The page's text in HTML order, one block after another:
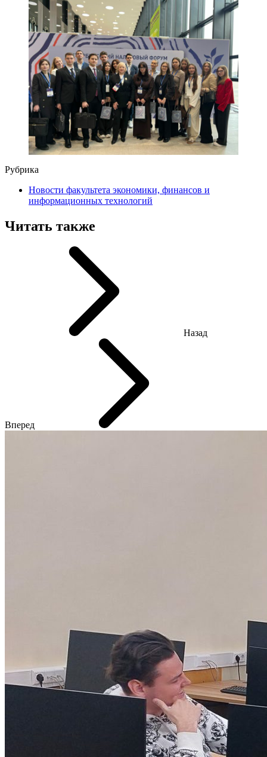
Рубрика
Новости факультета экономики, финансов и
информационных технологий
Читать также
Назад
Вперед